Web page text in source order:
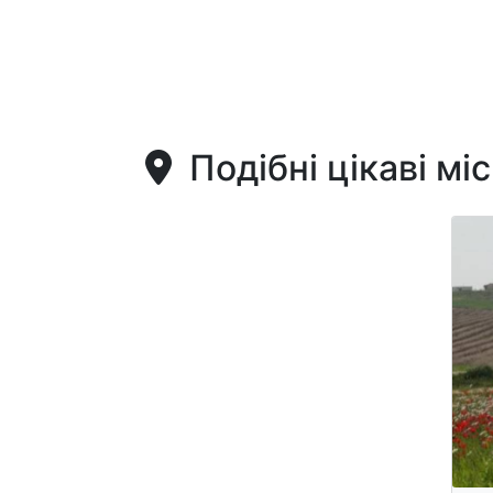
Подібні цікаві